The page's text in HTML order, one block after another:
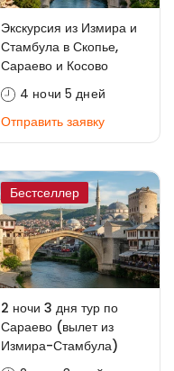
Экскурсия из Измира и
Стамбула в Скопье,
Сараево и Косово
4 ночи 5 дней
Отправить заявку
Бестселлер
2 ночи 3 дня тур по
Сараево (вылет из
Измира-Стамбула)